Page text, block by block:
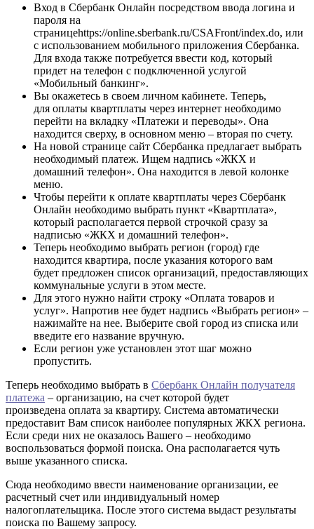
Вход в Сбербанк Онлайн посредством ввода логина и
пароля на
страницеhttps://online.sberbank.ru/CSAFront/index.do, или
с использованием мобильного приложения Сбербанка.
Для входа также потребуется ввести код, который
придет на телефон с подключенной услугой
«Мобильный банкинг».
Вы окажетесь в своем личном кабинете. Теперь,
для оплаты квартплаты через интернет необходимо
перейти на вкладку «Платежи и переводы». Она
находится сверху, в основном меню – вторая по счету.
На новой странице сайт Сбербанка предлагает выбрать
необходимый платеж. Ищем надпись «ЖКХ и
домашний телефон». Она находится в левой колонке
меню.
Чтобы перейти к оплате квартплаты через Сбербанк
Онлайн необходимо выбрать пункт «Квартплата»,
который располагается первой строчкой сразу за
надписью «ЖКХ и домашний телефон».
Теперь необходимо выбрать регион (город) где
находится квартира, после указания которого вам
будет предложен список организаций, предоставляющих
коммунальные услуги в этом месте.
Для этого нужно найти строку «Оплата товаров и
услуг». Напротив нее будет надпись «Выбрать регион» –
нажимайте на нее. Выберите свой город из списка или
введите его название вручную.
Если регион уже установлен этот шаг можно
пропустить.
Теперь необходимо выбрать в Сбербанк Онлайн получателя
платежа – организацию, на счет которой будет
произведена оплата за квартиру. Система автоматически
предоставит Вам список наиболее популярных ЖКХ региона.
Если среди них не оказалось Вашего – необходимо
воспользоваться формой поиска. Она располагается чуть
выше указанного списка.
Сюда необходимо ввести наименование организации, ее
расчетный счет или индивидуальный номер
налогоплательщика. После этого система выдаст результаты
поиска по Вашему запросу.